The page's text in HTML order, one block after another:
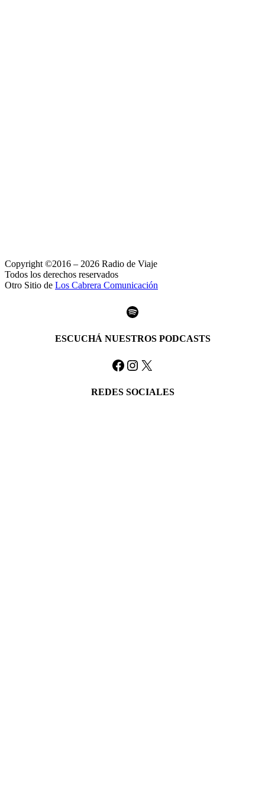
Copyright ©2016 – 2026 Radio de Viaje
Todos los derechos reservados
Otro Sitio de Los Cabrera Comunicación
Spotify
ESCUCHÁ NUESTROS PODCASTS
Facebook
Instagram
X
REDES SOCIALES